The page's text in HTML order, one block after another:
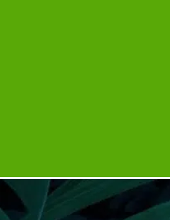
מהסוכה בערוב יום השביעי אף שלא היו צריכים
משום גזירת הבורא ישתבח שמו.